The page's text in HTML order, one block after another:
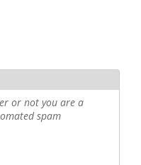
or not you are a
spam